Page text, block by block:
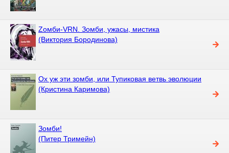
Zомби-VRN. Зомби, ужасы, мистика
(Виктория Бородинова)
Ох уж эти зомби, или Тупиковая ветвь эволюции
(Кристина Каримова)
Зомби!
(Питер Тримейн)